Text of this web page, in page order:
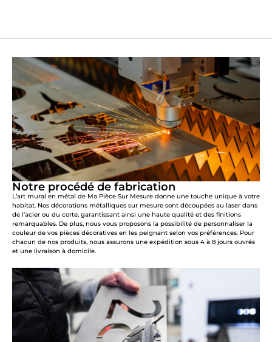
Notre procédé de fabrication
L’art mural en métal de Ma Pièce Sur Mesure donne une touche unique à votre
habitat. Nos décorations métalliques sur mesure sont découpées au laser dans
de l’acier ou du corte, garantissant ainsi une haute qualité et des finitions
remarquables. De plus, nous vous proposons la possibilité de personnaliser la
couleur de vos pièces décoratives en les peignant selon vos préférences. Pour
chacun de nos produits, nous assurons une expédition sous 4 à 8 jours ouvrés
et une livraison à domicile.